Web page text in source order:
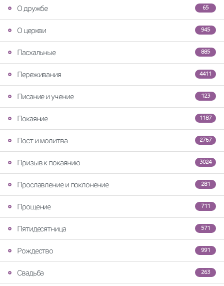
65
О дружбе
945
О церкви
885
Пасхальные
4411
Переживания
123
Писание и учение
1187
Покаяние
2767
Пост и молитва
3024
Призыв к покаянию
281
Прославление и поклонение
711
Прощение
571
Пятидесятница
991
Рождество
263
Свадьба